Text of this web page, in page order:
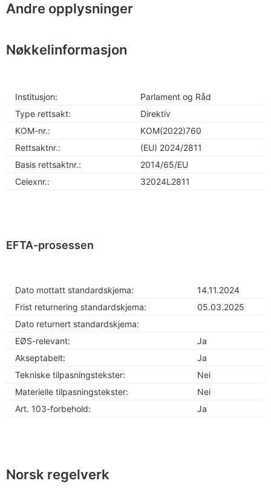
Andre opplysninger
Nøkkelinformasjon
Institusjon:
Parlament og Råd
Type rettsakt:
Direktiv
KOM-nr.:
KOM(2022)760
Rettsaktnr.:
(EU) 2024/2811
Basis rettsaktnr.:
2014/65/EU
Celexnr.:
32024L2811
EFTA-prosessen
Dato mottatt standardskjema:
14.11.2024
Frist returnering standardskjema:
05.03.2025
Dato returnert standardskjema:
EØS-relevant:
Ja
Akseptabelt:
Ja
Tekniske tilpasningstekster:
Nei
Materielle tilpasningstekster:
Nei
Art. 103-forbehold:
Ja
Norsk regelverk